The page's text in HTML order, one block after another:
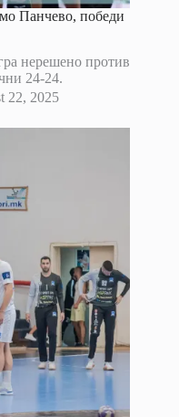
Панчево, победи
нерешено против
24-24.
22, 2025